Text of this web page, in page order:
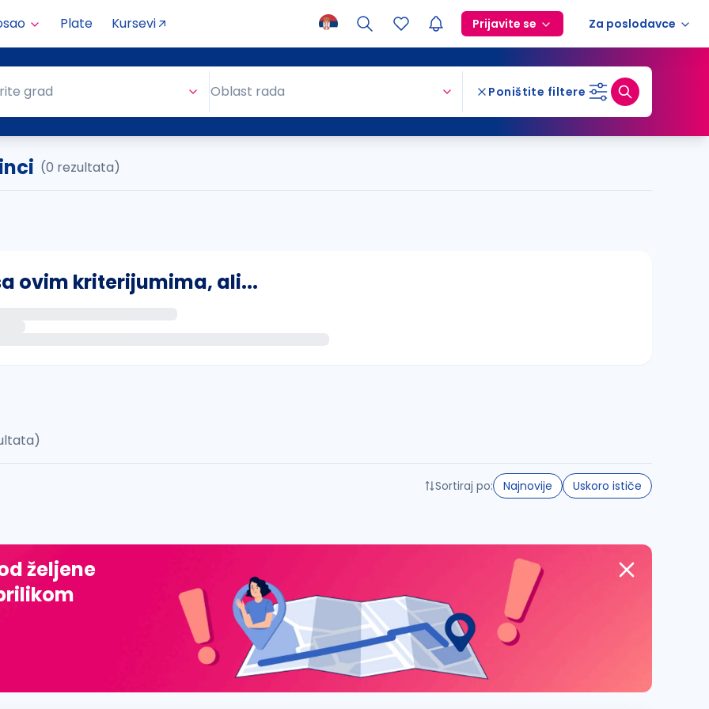
Plate Kursevi Prijavite se Za poslodavce
grad Oblast rada Poništite filtere
(0 rezultata)
ovim kriterijumima, ali...
đ, ž, dž)
Sortiraj po: Najnovije Uskoro ističe
željene